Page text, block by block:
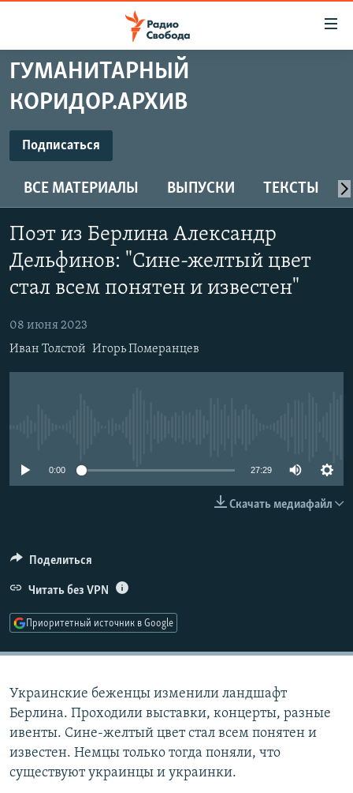
упрощенного
доступа
основному
Вернутся
главной
навигации
Вернутся
ПОДКАСТЫ
АВТОРСКИЕ ПРОЕКТЫ
МНЕНИЯ
КУЛЬТУРА
IDEL.РЕАЛИИ
КАВКАЗ.РЕАЛИИ
СИБИРЬ.РЕАЛИИ
РАСПИСАНИЕ ВЕЩАНИЯ
ГУМАНИТАРНЫЙ
КОРИДОР.АРХИВ
ПодписатьсяПОДПИСАТЬСЯ
Spotify
CastBox
Подписаться
ВСЕ МАТЕРИАЛЫ ВЫПУСКИ ТЕКСТЫ
Поэт из Берлина Александр
Дельфинов: "Сине-желтый цвет
стал всем понятен и известен"
08 июня 2023
Иван Толстой Игорь Померанцев
0:00 27:29
Скачать медиафайл
Поделиться
Читать без VPN
Приоритетный источник в Google
Украинские беженцы изменили ландшафт
Берлина. Проходили выставки, концерты, разные
ивенты. Сине-желтый цвет стал всем понятен и
известен. Немцы только тогда поняли, что
существуют украинцы и украинки.